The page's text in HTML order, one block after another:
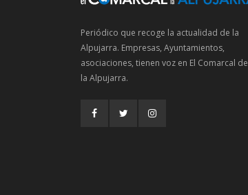
Periódico que recoge la actualidad de la
Alpujarra. Empresas, Ayuntamientos,
asociaciones, tienen voz en El Comarcal de
la Alpujarra.